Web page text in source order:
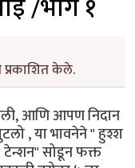
प्रकाशित केले.
आणि आपण निदान
, या भावनेने " हुश्श
सोडून फक्त